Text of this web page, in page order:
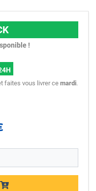
!
faites vous livrer ce mardi.